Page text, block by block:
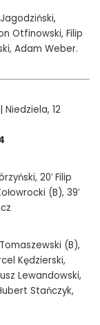
Otfinowski, Filip
Adam Weber.
12
20′ Filip
(B), 39′
(B),
Kędzierski,
Lewandowski,
Stańczyk,